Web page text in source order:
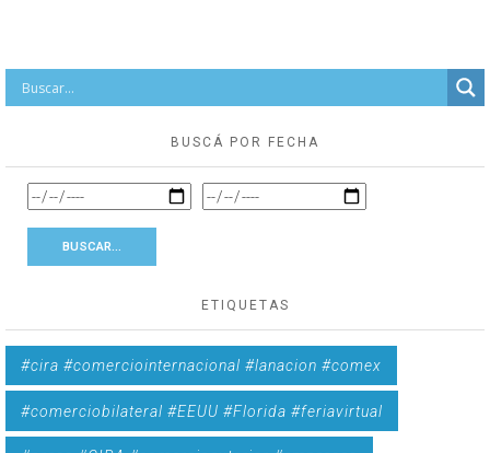
BUSCÁ POR FECHA
ETIQUETAS
#cira #comerciointernacional #lanacion #comex
#comerciobilateral #EEUU #Florida #feriavirtual